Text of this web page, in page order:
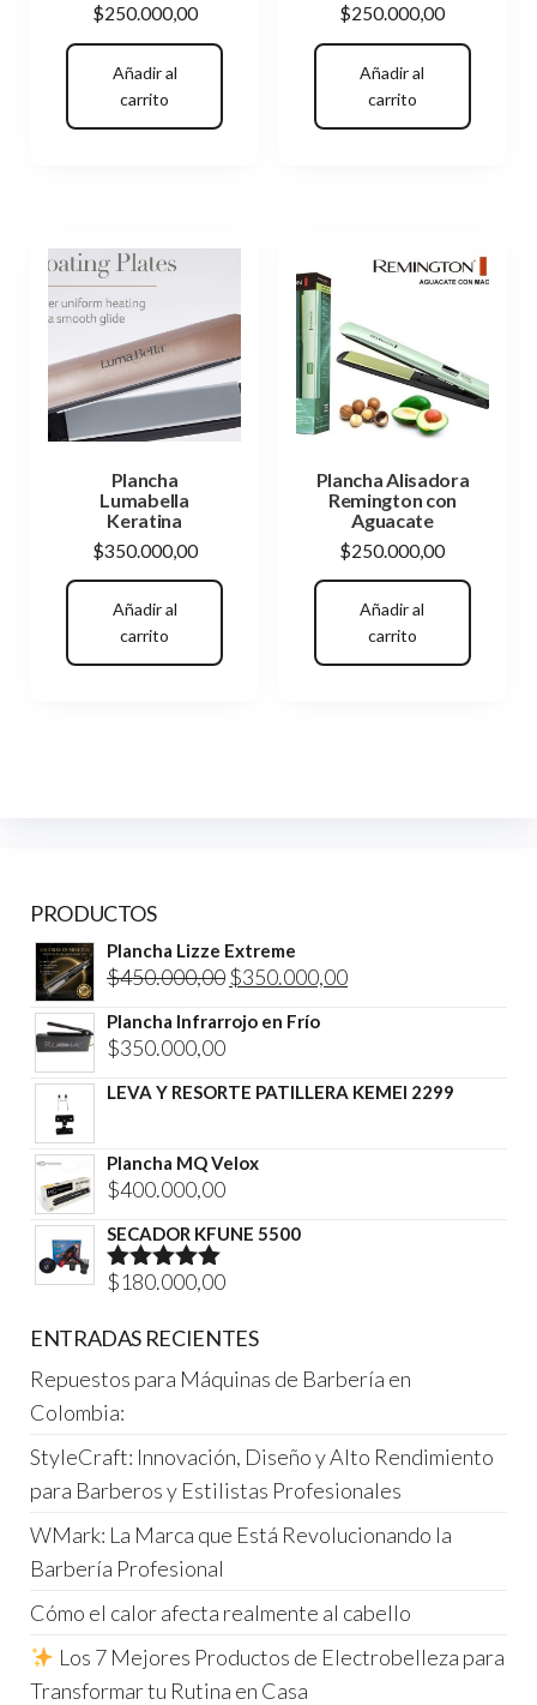
$250.000,00
Añadir al
carrito
$250.000,00
Añadir al
carrito
Plancha
Lumabella
Keratina
$350.000,00
Añadir al
carrito
Plancha Alisadora
Remington con
Aguacate
$250.000,00
Añadir al
carrito
PRODUCTOS
Plancha Lizze Extreme
$450.000,00 El
precio
$350.000,00El
Plancha Infrarrojo en Frío
$350.000,00
LEVA Y RESORTE PATILLERA KEMEI 2299
Plancha MQ Velox
$400.000,00
SECADOR KFUNE 5500
Valorado
5
$180.000,00
ENTRADAS RECIENTES
Repuestos para Máquinas de Barbería en
Colombia:
StyleCraft: Innovación, Diseño y Alto Rendimiento
para Barberos y Estilistas Profesionales
WMark: La Marca que Está Revolucionando la
Barbería Profesional
Cómo el calor afecta realmente al cabello
Los 7 Mejores Productos de Electrobelleza para
Transformar tu Rutina en Casa